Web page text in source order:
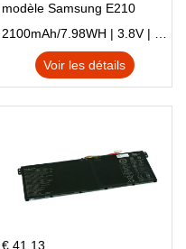
modèle Samsung E210
E210K i939
2100mAh/7.98WH | 3.8V | Li-ion ...
Voir les détails
€ 41.13